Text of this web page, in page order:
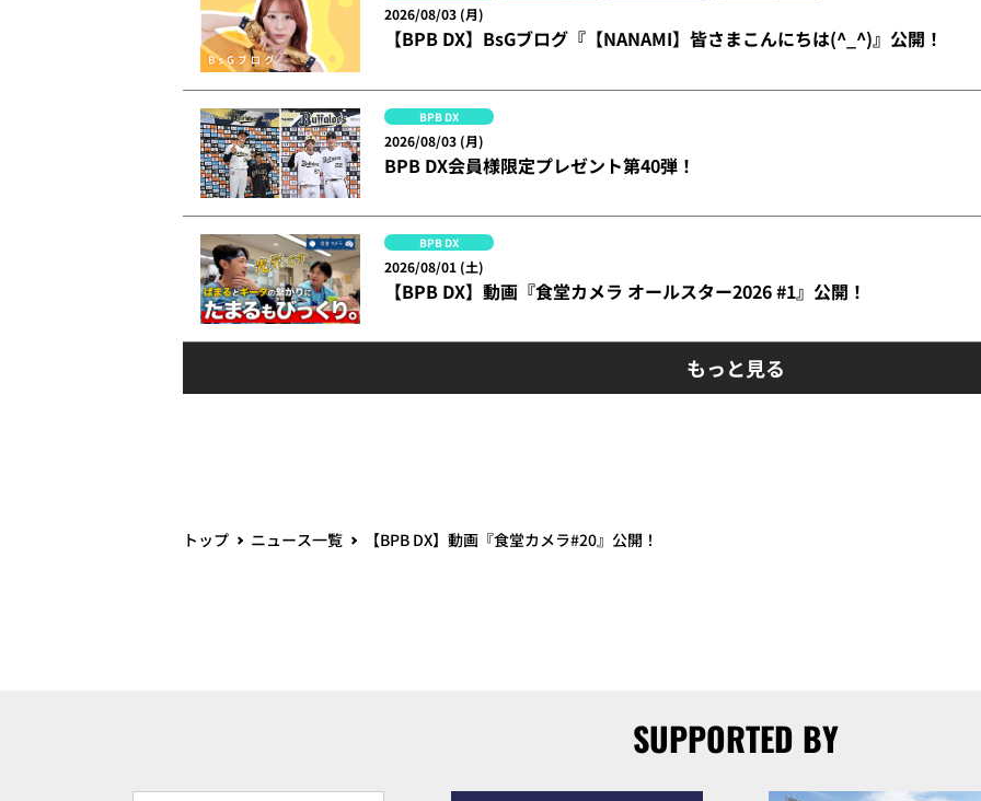
2026/08/03 (月)
【BPB DX】BsGブログ『【NANAMI】皆さまこんにちは(^_^)』公開！
BPB DX
2026/08/03 (月)
BPB DX会員様限定プレゼント第40弾！
BPB DX
2026/08/01 (土)
【BPB DX】動画『食堂カメラ オールスター2026 #1』公開！
もっと見る
トップ ニュース一覧 【BPB DX】動画『食堂カメラ#20』公開！
SUPPORTED BY